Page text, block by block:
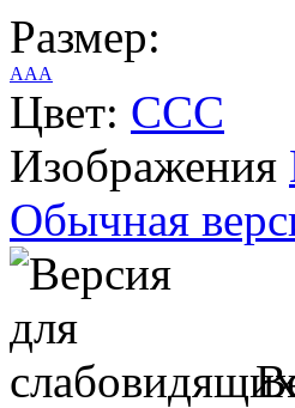
Размер:
AAA
Цвет: CCC
Изображения
Обычная